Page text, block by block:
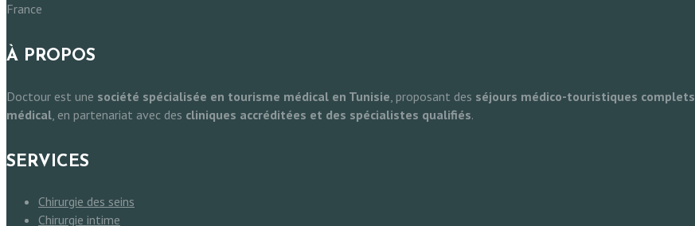
France
À PROPOS
Doctour est une société spécialisée en tourisme médical en Tunisie , proposant des séjours médico-touristiques complets
médical , en partenariat avec des cliniques accréditées et des spécialistes qualifiés.
SERVICES
Chirurgie des seins
Chirurgie intime